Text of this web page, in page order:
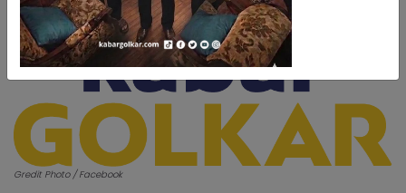
Kabar
Pilkada
Opini
Kabar
Kader
Kabar
Kabar
Kabar
Pilkada
Opini
Kader
Kabar
Kabar
Gredit Photo / Facebook